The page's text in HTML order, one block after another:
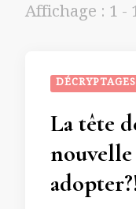
Affichage : 1 -
La tête